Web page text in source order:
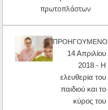
πρωτοπλάστων
ΠΡΟΗΓΟΥΜΕΝΟ
14 Απριλίου
2018 - Η
ελευθερία του
παιδιού και το
κύρος του